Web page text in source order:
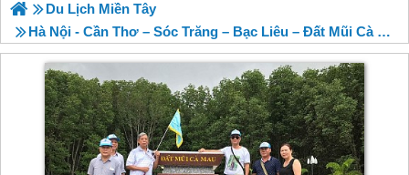
Du Lịch Miền Tây
Hà Nội - Cần Thơ – Sóc Trăng – Bạc Liêu – Đất Mũi Cà Mau – Châu Đốc - Châu Đốc – Miếu Bà Chúa Xứ- Rừng Tràm Trà Sư - Cần Thơ